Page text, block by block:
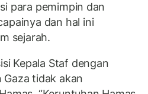
para pemimpin dan
dan hal ini
sejarah.
Kepala Staf dengan
tidak akan